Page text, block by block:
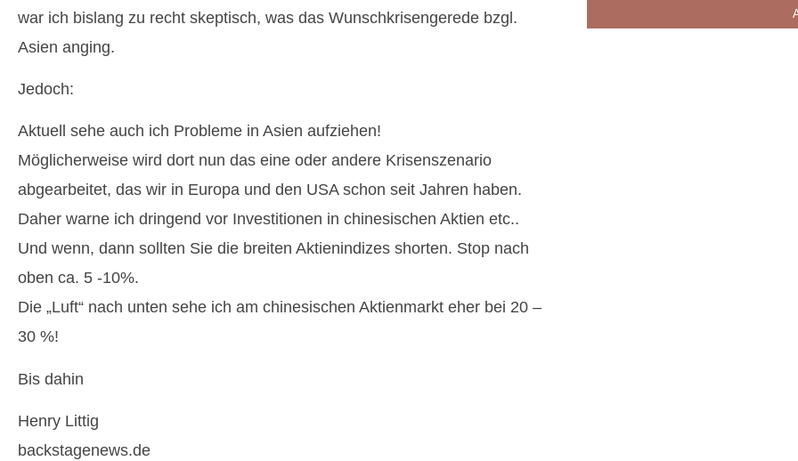
war ich bislang zu recht skeptisch, was das Wunschkrisengerede bzgl.
Asien anging.
Jedoch:
Aktuell sehe auch ich Probleme in Asien aufziehen!
Möglicherweise wird dort nun das eine oder andere Krisenszenario
abgearbeitet, das wir in Europa und den USA schon seit Jahren haben.
Daher warne ich dringend vor Investitionen in chinesischen Aktien etc..
Und wenn, dann sollten Sie die breiten Aktienindizes shorten. Stop nach
oben ca. 5 -10%.
Die „Luft“ nach unten sehe ich am chinesischen Aktienmarkt eher bei 20 –
30 %!
Bis dahin
Henry Littig
backstagenews.de